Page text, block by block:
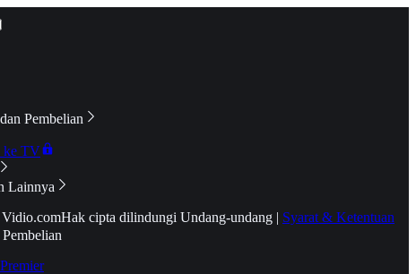
Pembelian
ke TV
Lainnya
Hak cipta dilindungi Undang-undang | Syarat & Ketentuan